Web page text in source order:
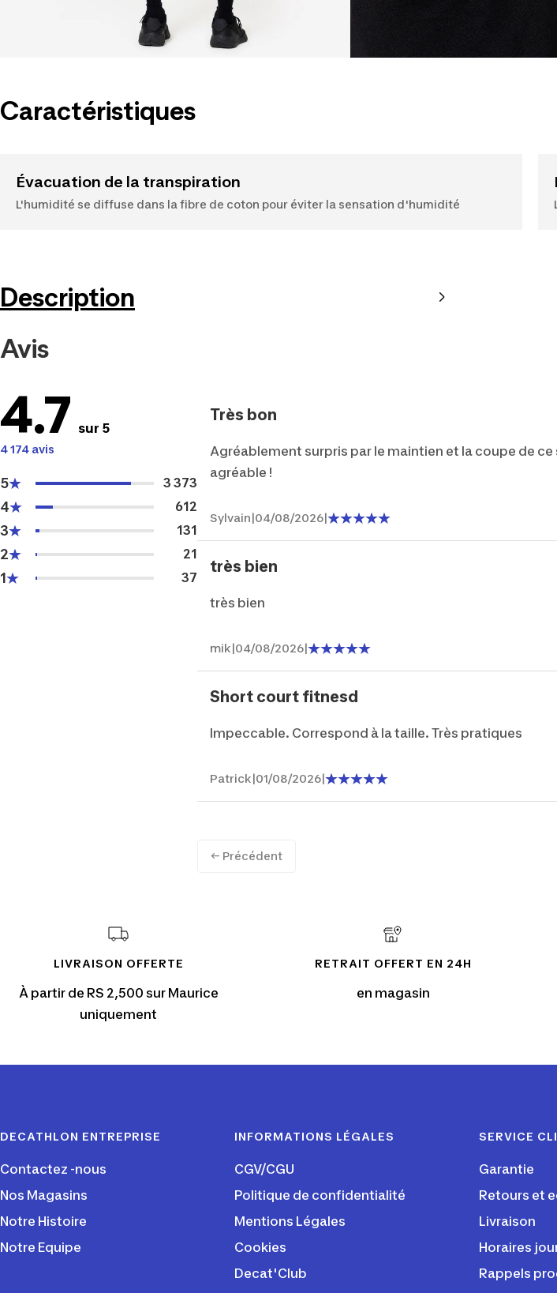
Caractéristiques
Évacuation de la transpiration
L'humidité se diffuse dans la fibre de coton pour éviter la sensation d'humidité
Description
Avis
4.7 sur 5
4 174 avis
5 3 373
4 612
3 131
2 21
1 37
Très bon
Agréablement surpris par le maintien et la coupe de
agréable !
Sylvain|04/08/2026|
très bien
très bien
mik|04/08/2026|
Short court fitnesd
Impeccable. Correspond à la taille. Très pratiques
Patrick|01/08/2026|
← Précédent
LIVRAISON OFFERTE
À partir de RS 2,500 sur Maurice
uniquement
RETRAIT OFFERT EN 24H
en magasin
DECATHLON ENTREPRISE
Contactez -nous
Nos Magasins
Notre Histoire
Notre Equipe
INFORMATIONS LÉGALES
CGV/CGU
Politique de confidentialité
Mentions Légales
Cookies
Decat'Club
SERVICE
Garantie
Retours et
Livraison
Horaires
Rappels